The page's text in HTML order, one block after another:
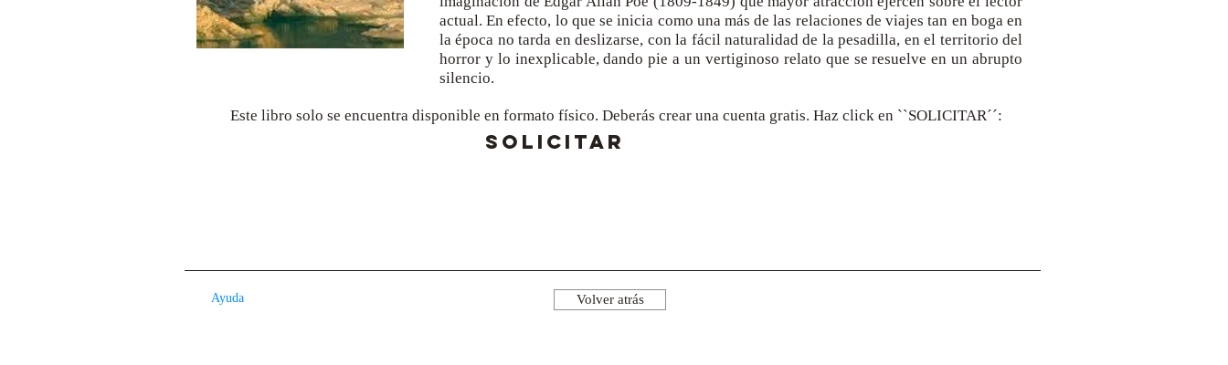
actual. En efecto, lo que se inicia como una más de las relaciones de viajes tan en boga en
la época no tarda en deslizarse, con la fácil naturalidad de la pesadilla, en el territorio del
horror y lo inexplicable, dando pie a un vertiginoso relato que se resuelve en un abrupto
silencio.
Este libro solo se encuentra disponible en formato físico. Deberás crear una cuenta gratis. Haz click en ``SOLICITAR´´:
SOLICITAR
Ayuda Volver atrás